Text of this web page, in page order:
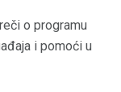
o programu
i pomoći u